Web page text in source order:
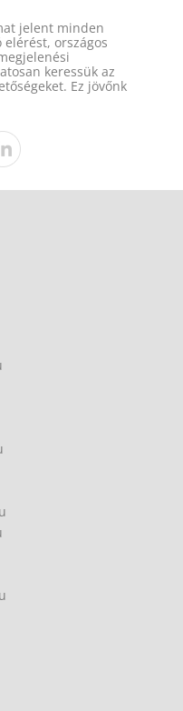
jelent minden
elérést, országos
keressük az
Ez jövőnk